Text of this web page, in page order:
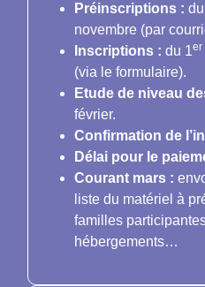
Préinscriptions :
novembre (par
Inscriptions : du 1er
(via le formulaire).
Etude de niveau
février.
Confirmation de
Délai pour le
Courant mars :
liste du matériel à
familles
hébergements…